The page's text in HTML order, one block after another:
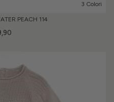
3 Colori
PEACH 114